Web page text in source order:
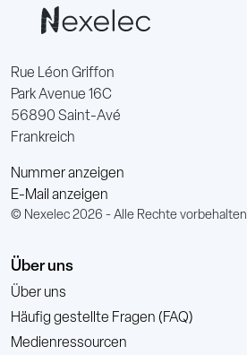
Rue Léon Griffon
Park Avenue 16C
56890 Saint-Avé
Frankreich
Nummer anzeigen
E-Mail anzeigen
© Nexelec 2026 - Alle Rechte vorbehalten
Über uns
Über uns
Häufig gestellte Fragen (FAQ)
Medienressourcen